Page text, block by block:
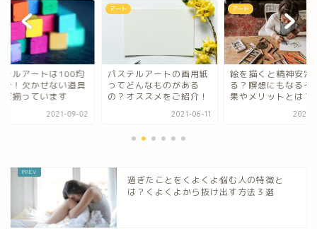
テルアートは100均
分！欠かせない道具
ぼ揃っています
2021-09-02
アート
パステルアートの画用紙
ってどんなものがある
の？オススメをご紹介！
2021-06-11
アート
絵を描くと精神安定
る？瞑想にもなるそ
果やメリットとは？
2021-
過ぎたことをくよくよ悩む人の特徴と
は？くよくよから抜け出す方法３選